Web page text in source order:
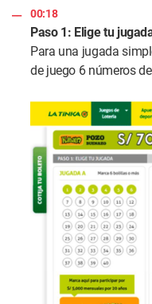
00:18
Paso 1: Elige tu
Para una jugada
de juego 6 números